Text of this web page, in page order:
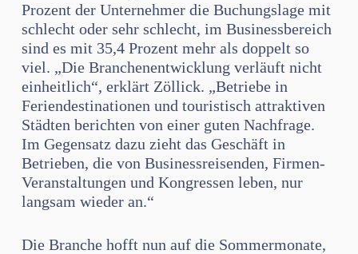
Prozent der Unternehmer die Buchungslage mit
schlecht oder sehr schlecht, im Businessbereich
sind es mit 35,4 Prozent mehr als doppelt so
viel. „Die Branchenentwicklung verläuft nicht
einheitlich“, erklärt Zöllick. „Betriebe in
Feriendestinationen und touristisch attraktiven
Städten berichten von einer guten Nachfrage.
Im Gegensatz dazu zieht das Geschäft in
Betrieben, die von Businessreisenden, Firmen-
Veranstaltungen und Kongressen leben, nur
langsam wieder an.“
Die Branche hofft nun auf die Sommermonate,